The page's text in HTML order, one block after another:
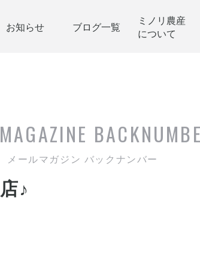
お知らせ ブログ一覧
ミノリ農産
について
メールマガジン バックナンバー
♪